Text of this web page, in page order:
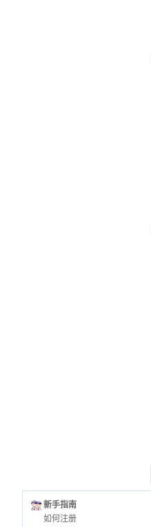
新手指南
如何注册